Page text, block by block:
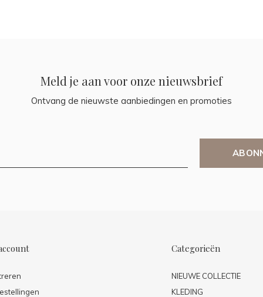
Meld je aan voor onze nieuwsbrief
Ontvang de nieuwste aanbiedingen en promoties
Categorieën
NIEUWE COLLECTIE
KLEDING